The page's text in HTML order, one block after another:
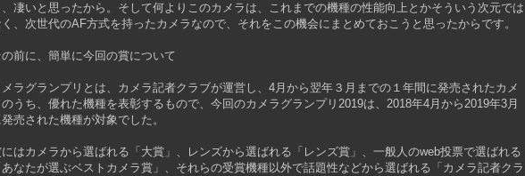
、凄いと思ったから。そして何よりこのカメラは、これまでの機種の性能向上とかそういう次元では
く、次世代のAF方式を持ったカメラなので、それをこの機会にまとめておこうと思ったからです。
の前に、簡単に今回の賞について
メラグランプリとは、カメラ記者クラブが運営し、4月から翌年３月までの１年間に発売されたカメ
のうち、優れた機種を表彰するもので、今回のカメラグランプリ2019は、2018年4月から2019年3月
発売された機種が対象でした。
はカメラから選ばれる「大賞」、レンズから選ばれる「レンズ賞」、一般人のweb投票で選ばれる
あなたが選ぶベストカメラ賞」、それらの受賞機種以外で話題性などから選ばれる「カメラ記者クラ